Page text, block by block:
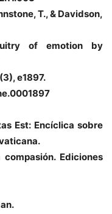
T., & Davidson,
of emotion by
e1897.
Est: Encíclica sobre
Ediciones